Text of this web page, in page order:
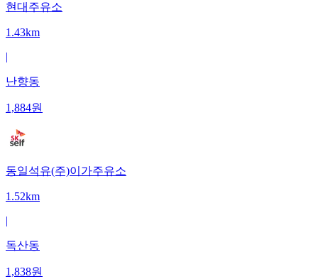
현대주유소
1.43km
|
난향동
1,884원
동일석유(주)이가주유소
1.52km
|
독산동
1,838원